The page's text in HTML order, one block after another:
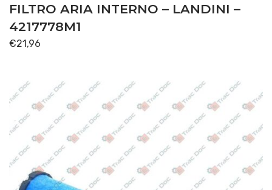
FILTRO ARIA INTERNO – LANDINI –
4217778M1
€21,96